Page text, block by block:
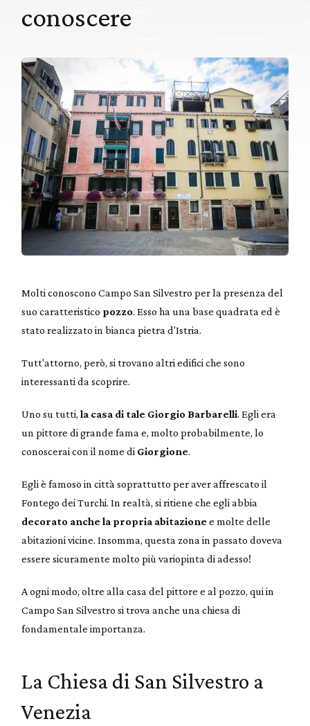
conoscere
Molti conoscono Campo San Silvestro per la presenza del
suo caratteristico pozzo. Esso ha una base quadrata ed è
stato realizzato in bianca pietra d'Istria.
Tutt'attorno, però, si trovano altri edifici che sono
interessanti da scoprire.
Uno su tutti,la casa di tale Giorgio Barbarelli. Egli era
un pittore di grande fama e, molto probabilmente, lo
conoscerai con il nome di Giorgione.
Egli è famoso in città soprattutto per aver affrescato il
Fontego dei Turchi. In realtà, si ritiene che egli abbia
decorato anche la propria abitazionee molte delle
abitazioni vicine. Insomma, questa zona in passato doveva
essere sicuramente molto più variopinta di adesso!
A ogni modo, oltre alla casa del pittore e al pozzo, qui in
Campo San Silvestro si trova anche una chiesa di
fondamentale importanza.
La Chiesa di San Silvestro a
Venezia